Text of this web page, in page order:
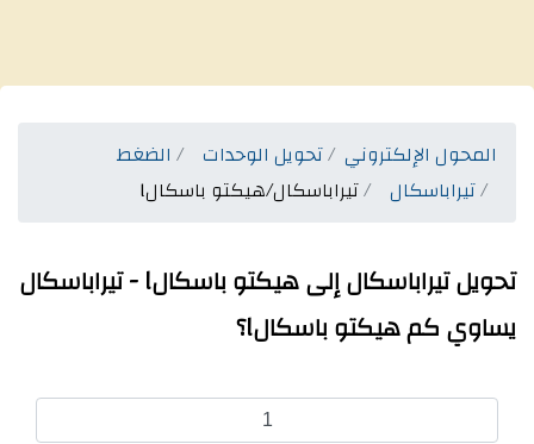
المحول الإلكتروني تحويل الوحدات
الضغط
تيراباسكال
تيراباسكال/هيكتو باسكالl
تحويل تيراباسكال إلى هيكتو باسكالl - تيراباسكال
يساوي كم هيكتو باسكالl؟